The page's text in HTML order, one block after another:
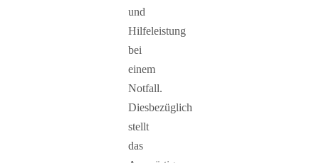
und
Hilfeleistung
bei
einem
Notfall.
Diesbezüglich
stellt
das